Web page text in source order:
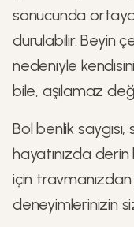
sonucunda
durulabilir. Beyin
nedeniyle
bile, aşılamaz
Bol benlik
hayatınızda
için
deneyimlerinizin